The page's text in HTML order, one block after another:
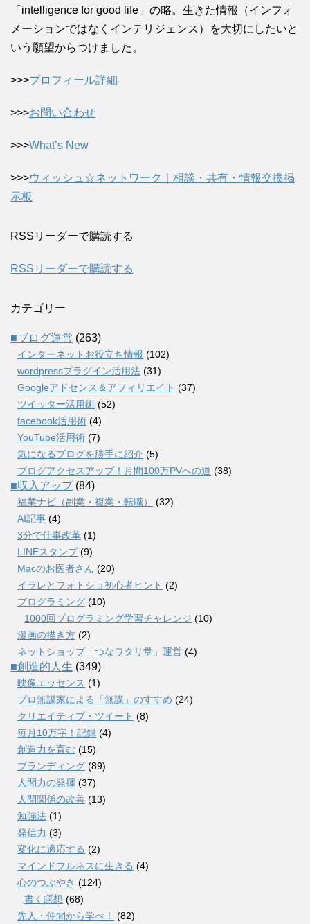
「intelligence for good life」の略。生きた情報（インフォ
メーションではなくインテリジェンス）を大切にしたいと
いう願望からつけました。
>>>プロフィール詳細
>>>お問い合わせ
>>>What’s New
>>>ウィッシュ☆ネットワーク｜相談・共有・情報交換掲
示板
RSSリーダーで購読する
RSSリーダーで購読する
カテゴリー
■ブログ運営 (263)
インターネットお役立ち情報 (102)
wordpressプラグイン活用法 (31)
Googleアドセンス＆アフィリエイト (37)
ツイッター活用術 (52)
facebook活用術 (4)
YouTube活用術 (7)
気になるブログを勝手に紹介 (5)
ブログアクセスアップ！月間100万PVへの道 (38)
■収入アップ(84)
福業ナビ（副業・複業・転職）
(32)
AI記事 (4)
3分で仕事改革 (1)
LINEスタンプ(9)
Macのお医者さん (20)
イラレとフォトショ初心者ヒント (2)
プログラミング (10)
1000回プログラミング学習チャレンジ (10)
漫画の描き方 (2)
ネットショップ「つなワタリ堂」運営 (4)
■創造的人生 (349)
映像エッセンス (1)
プロ無謀家による「無謀」のすすめ (24)
クリエイティブ・ツイート (8)
毎月10万字！記録 (4)
創造力を育む (15)
ブランディング (89)
人間力の発揮 (37)
人間関係の改善 (13)
勉強法 (1)
発信力 (3)
変化に適応する (2)
マインドフルネスに生きる (4)
心のつぶやき (124)
書く瞑想 (68)
先人・仲間から学べ！
(82)